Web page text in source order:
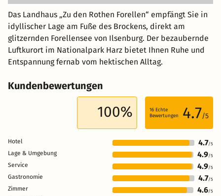
Das Landhaus „Zu den Rothen Forellen“ empfängt Sie in
idyllischer Lage am Fuße des Brockens, direkt am
glitzernden Forellensee von Ilsenburg. Der bezaubernde
Luftkurort im Nationalpark Harz bietet Ihnen Ruhe und
Entspannung fernab vom hektischen Alltag.
Kundenbewertungen
100% 16 Echte
Bewertungen
4.7/5
Hotel 4.7/5
Lage & Umgebung 4.9/5
Service 4.9/5
Gastronomie 4.7/5
Zimmer 4.6/5